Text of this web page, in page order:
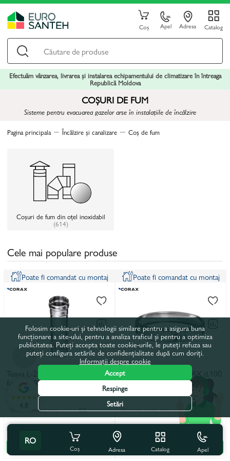
Coș Apel Adresa Catalog
Efectuăm vânzarea, livrarea și instalarea echipamentului de climatizare în întreaga
Republică Moldova
COȘURI DE FUM
Sisteme pentru evacuarea gazelor arse în instalațiile de încălzire
Pagina principala Încălzire și canalizare Coș de fum
Coșuri de fum din oțel inoxidabil
(614)
Cele mai populare produse
Poate fi comandat cu montaj
Teava L-250 mm pentru cos de
fum CORAX Ø 100 mm (inox
304)
Grosime metal, mm 0,5
84 lei 75 lei
Poate fi comandat cu montaj
Colier fixare tevi CORAX d.100
mm (inox 304)
Grosime metal, mm 0,5
106 lei 95 lei
În coș
RO
Coș Adresa Catalog Apel
4.8
Folosim cookie-uri și tehnologii similare pentru a asigura buna
funcționare a site-ului, pentru a analiza traficul și pentru a optimiza
publicitatea. Puteți accepta toate cookie-urile, le puteți refuza sau
puteți configura setările de confidențialitate după cum doriți.
Informații despre cookie
Accept
Respinge
Setări